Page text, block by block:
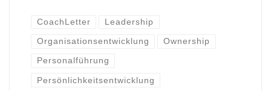
CoachLetter Leadership
Organisationsentwicklung Ownership
Personalführung
Persönlichkeitsentwicklung